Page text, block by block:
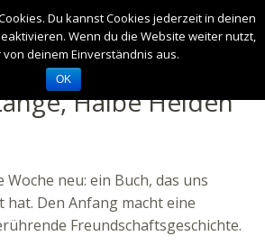
Halbe Helden
neu: ein Buch, das uns
Den Anfang macht eine
Freundschaftsgeschichte.
Du kannst Cookies jederzeit in deinen
Wenn du die Website weiter nutzt,
von deinem Einverständnis aus.
OK